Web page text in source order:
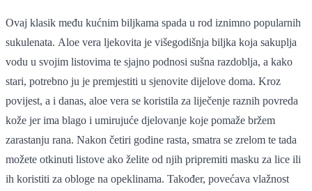
Ovaj klasik među kućnim biljkama spada u rod iznimno popularnih
sukulenata. Aloe vera ljekovita je višegodišnja biljka koja sakuplja
vodu u svojim listovima te sjajno podnosi sušna razdoblja, a kako
stari, potrebno ju je premjestiti u sjenovite dijelove doma. Kroz
povijest, a i danas, aloe vera se koristila za liječenje raznih povreda
kože jer ima blago i umirujuće djelovanje koje pomaže bržem
zarastanju rana. Nakon četiri godine rasta, smatra se zrelom te tada
možete otkinuti listove ako želite od njih pripremiti masku za lice ili
ih koristiti za obloge na opeklinama. Također, povećava vlažnost